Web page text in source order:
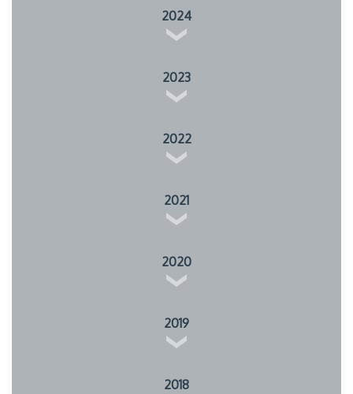
2024
2023
2022
2021
2020
2019
2018